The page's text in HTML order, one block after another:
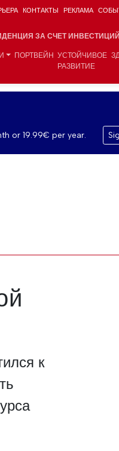
КОНТАКТЫ РЕКЛАМА
ЗА СЧЕТ ИНВЕСТИЦИЙ
ПОРТВЕЙН УСТОЙЧИВОЕ
РАЗВИТИЕ
or 19.99€ per year.
к